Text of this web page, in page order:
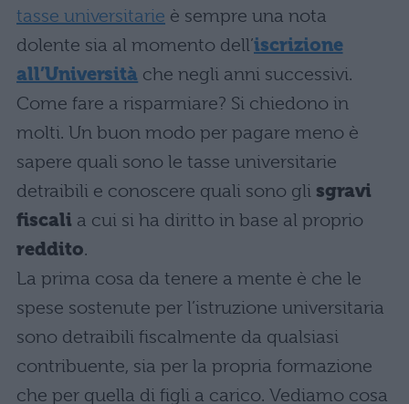
tasse universitarie è sempre una nota
dolente sia al momento dell’iscrizione
all’Università che negli anni successivi.
Come fare a risparmiare? Si chiedono in
molti. Un buon modo per pagare meno è
sapere quali sono le tasse universitarie
detraibili e conoscere quali sono gli sgravi
fiscali a cui si ha diritto in base al proprio
reddito.
La prima cosa da tenere a mente è che le
spese sostenute per l’istruzione universitaria
sono detraibili fiscalmente da qualsiasi
contribuente, sia per la propria formazione
che per quella di figli a carico. Vediamo cosa